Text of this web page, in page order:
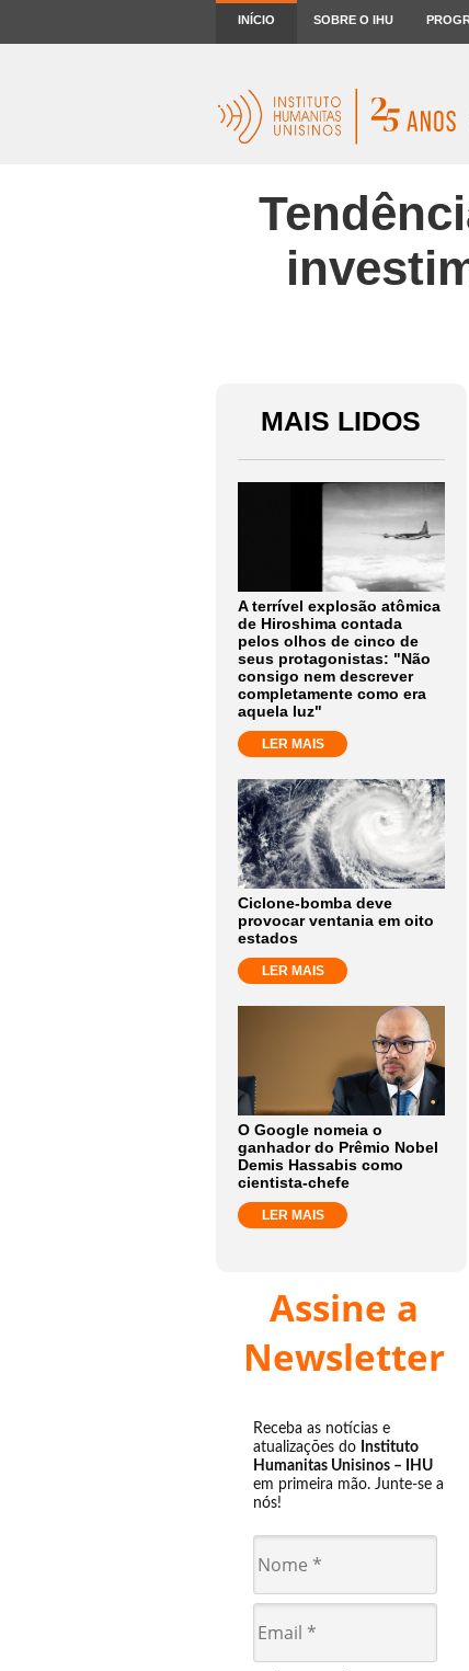
INÍCIO SOBRE O IHU
MAIS LIDOS
A terrível explosão atômica
de Hiroshima contada
pelos olhos de cinco de
seus protagonistas: "Não
consigo nem descrever
completamente como era
aquela luz"
LER MAIS
Ciclone-bomba deve
provocar ventania em oito
estados
LER MAIS
O Google nomeia o
ganhador do Prêmio Nobel
Demis Hassabis como
cientista-chefe
LER MAIS
Assine a
Newsletter
Receba as notícias e
atualizações do Instituto
Humanitas Unisinos – IHU
em primeira mão. Junte-se a
nós!